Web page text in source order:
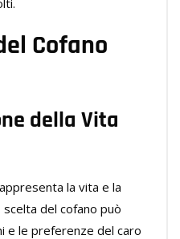
Cofano
della Vita
la vita e la
del cofano può
e le preferenze del caro